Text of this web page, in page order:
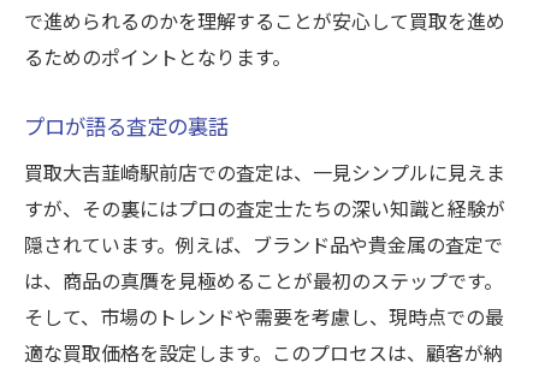
で進められるのかを理解することが安心して買取を進め
るためのポイントとなります。
プロが語る査定の裏話
買取大吉韮崎駅前店での査定は、一見シンプルに見えま
すが、その裏にはプロの査定士たちの深い知識と経験が
隠されています。例えば、ブランド品や貴金属の査定で
は、商品の真贋を見極めることが最初のステップです。
そして、市場のトレンドや需要を考慮し、現時点での最
適な買取価格を設定します。このプロセスは、顧客が納